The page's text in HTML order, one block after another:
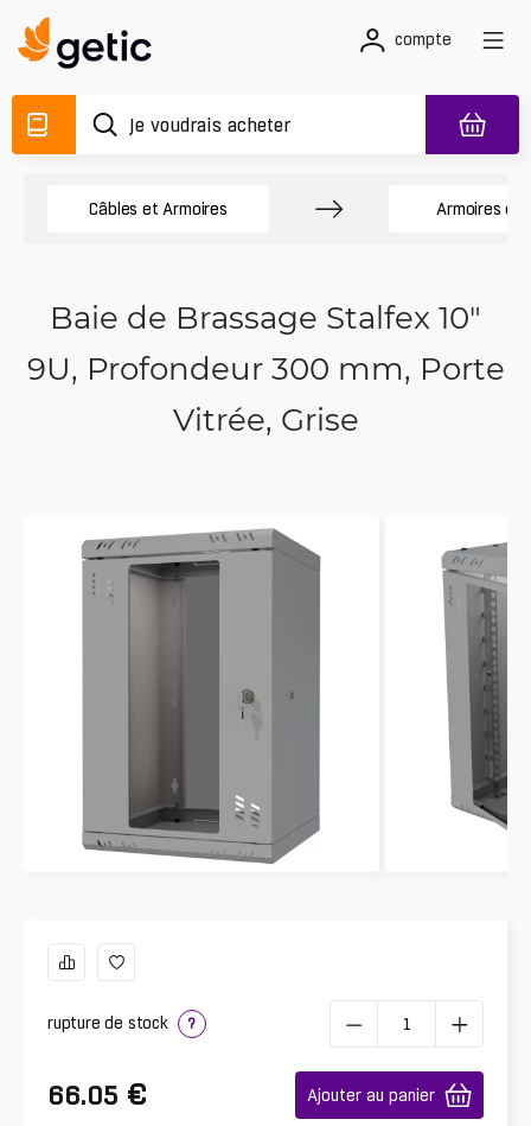
compte
Câbles et Armoires Armoires de
Baie de Brassage Stalfex 10"
9U, Profondeur 300 mm, Porte
Vitrée, Grise
rupture de stock ?
66.05 € Ajouter au panier